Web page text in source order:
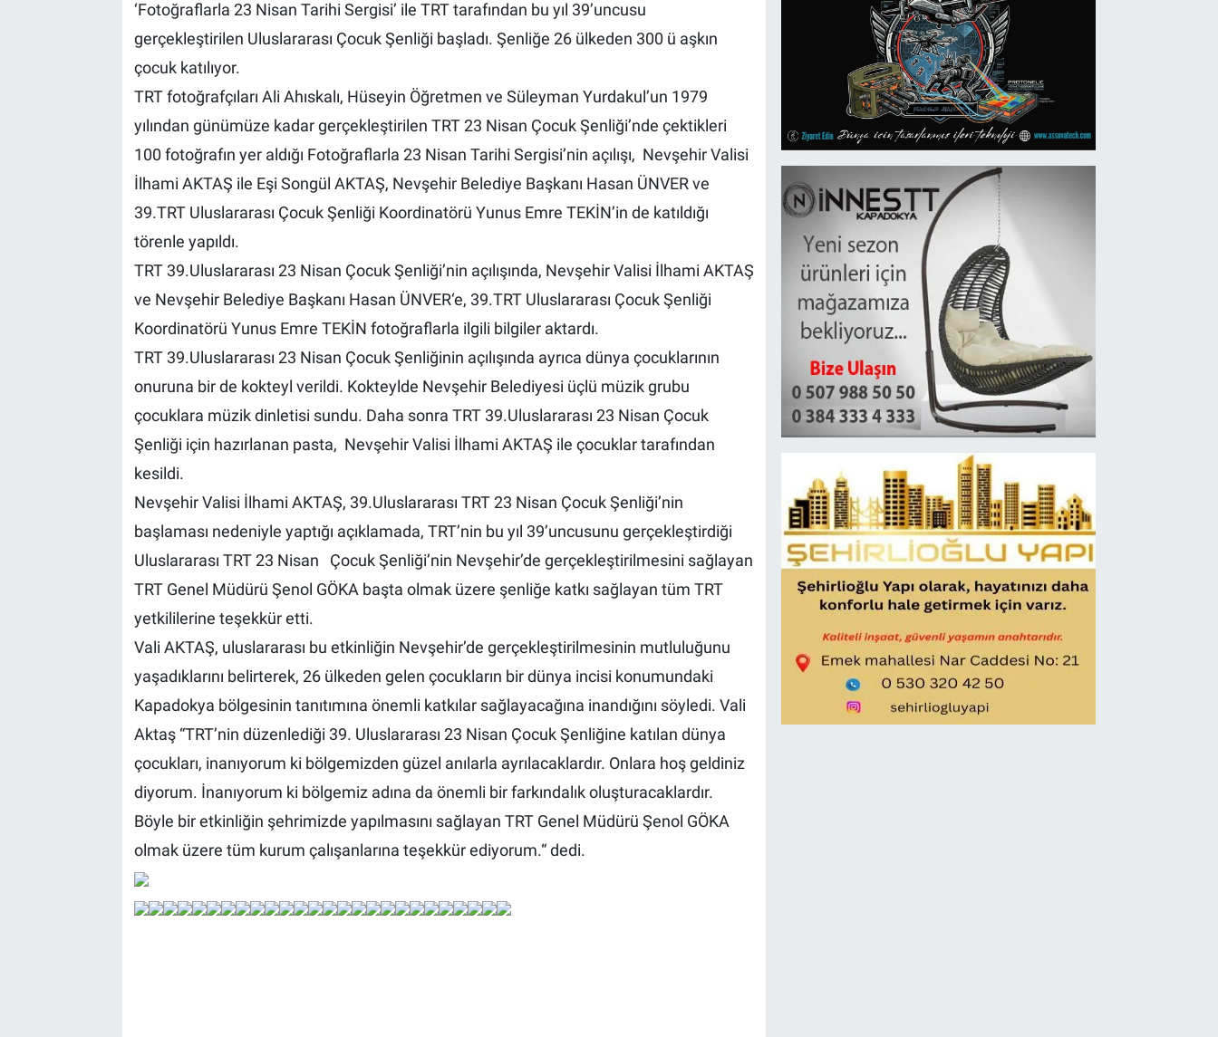
‘Fotoğraflarla 23 Nisan Tarihi Sergisi’ ile TRT tarafından bu yıl 39’uncusu
gerçekleştirilen Uluslararası Çocuk Şenliği başladı. Şenliğe 26 ülkeden 300 ü aşkın
çocuk katılıyor.
TRT fotoğrafçıları Ali Ahıskalı, Hüseyin Öğretmen ve Süleyman Yurdakul’un 1979
yılından günümüze kadar gerçekleştirilen TRT 23 Nisan Çocuk Şenliği’nde çektikleri
100 fotoğrafın yer aldığı Fotoğraflarla 23 Nisan Tarihi Sergisi’nin açılışı, Nevşehir Valisi
İlhami AKTAŞ ile Eşi Songül AKTAŞ, Nevşehir Belediye Başkanı Hasan ÜNVER ve
39.TRT Uluslararası Çocuk Şenliği Koordinatörü Yunus Emre TEKİN’in de katıldığı
törenle yapıldı.
TRT 39.Uluslararası 23 Nisan Çocuk Şenliği’nin açılışında, Nevşehir Valisi İlhami AKTAŞ
ve Nevşehir Belediye Başkanı Hasan ÜNVER‘e, 39.TRT Uluslararası Çocuk Şenliği
Koordinatörü Yunus Emre TEKİN fotoğraflarla ilgili bilgiler aktardı.
TRT 39.Uluslararası 23 Nisan Çocuk Şenliğinin açılışında ayrıca dünya çocuklarının
onuruna bir de kokteyl verildi. Kokteylde Nevşehir Belediyesi üçlü müzik grubu
çocuklara müzik dinletisi sundu. Daha sonra TRT 39.Uluslararası 23 Nisan Çocuk
Şenliği için hazırlanan pasta, Nevşehir Valisi İlhami AKTAŞ ile çocuklar tarafından
kesildi.
Nevşehir Valisi İlhami AKTAŞ, 39.Uluslararası TRT 23 Nisan Çocuk Şenliği’nin
başlaması nedeniyle yaptığı açıklamada, TRT’nin bu yıl 39’uncusunu gerçekleştirdiği
Uluslararası TRT 23 Nisan Çocuk Şenliği’nin Nevşehir’de gerçekleştirilmesini sağlayan
TRT Genel Müdürü Şenol GÖKA başta olmak üzere şenliğe katkı sağlayan tüm TRT
yetkililerine teşekkür etti.
Vali AKTAŞ, uluslararası bu etkinliğin Nevşehir’de gerçekleştirilmesinin mutluluğunu
yaşadıklarını belirterek, 26 ülkeden gelen çocukların bir dünya incisi konumundaki
Kapadokya bölgesinin tanıtımına önemli katkılar sağlayacağına inandığını söyledi. Vali
Aktaş “TRT’nin düzenlediği 39. Uluslararası 23 Nisan Çocuk Şenliğine katılan dünya
çocukları, inanıyorum ki bölgemizden güzel anılarla ayrılacaklardır. Onlara hoş geldiniz
diyorum. İnanıyorum ki bölgemiz adına da önemli bir farkındalık oluşturacaklardır.
Böyle bir etkinliğin şehrimizde yapılmasını sağlayan TRT Genel Müdürü Şenol GÖKA
olmak üzere tüm kurum çalışanlarına teşekkür ediyorum.“ dedi.
Kültür - Sanat
Haberde İnsan